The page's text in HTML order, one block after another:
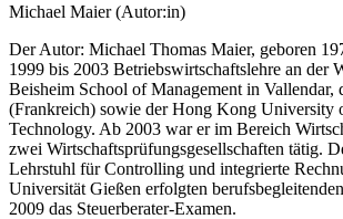
Michael Maier (Autor:in)
Der Autor: Michael Thomas Maier, geboren
1999 bis 2003 Betriebswirtschaftslehre an der
Beisheim School of Management in Vallendar,
(Frankreich) sowie der Hong Kong University
Technology. Ab 2003 war er im Bereich
zwei Wirtschaftsprüfungsgesellschaften tätig.
Lehrstuhl für Controlling und integrierte
Universität Gießen erfolgten
2009 das Steuerberater-Examen.